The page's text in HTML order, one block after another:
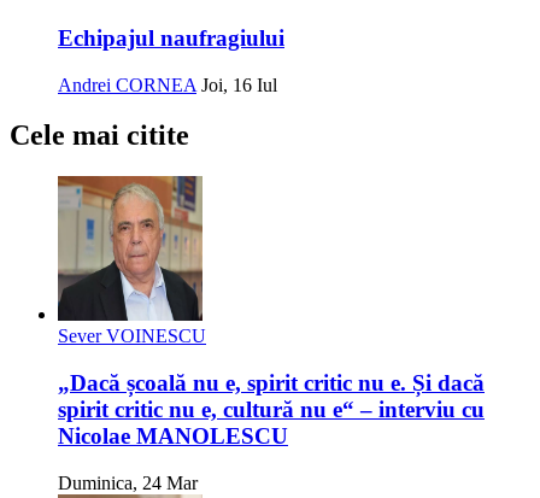
Echipajul naufragiului
Andrei CORNEA Joi, 16 Iul
Cele mai citite
Sever VOINESCU
„Dacă școală nu e, spirit critic nu e. Și dacă
spirit critic nu e, cultură nu e“ – interviu cu
Nicolae MANOLESCU
Duminica, 24 Mar